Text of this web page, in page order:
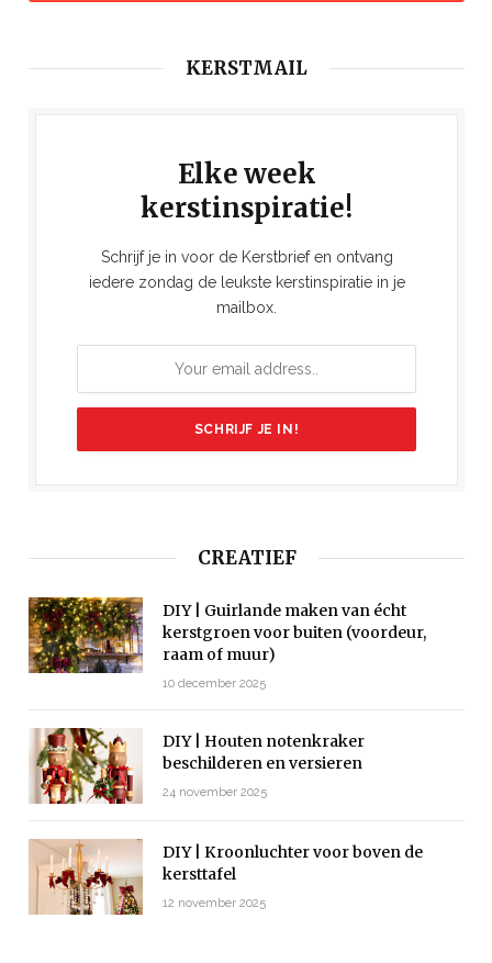
KERSTMAIL
Elke week
kerstinspiratie!
Schrijf je in voor de Kerstbrief en ontvang
iedere zondag de leukste kerstinspiratie in je
mailbox.
CREATIEF
DIY | Guirlande maken van écht
kerstgroen voor buiten (voordeur,
raam of muur)
10 december 2025
DIY | Houten notenkraker
beschilderen en versieren
24 november 2025
DIY | Kroonluchter voor boven de
kersttafel
12 november 2025